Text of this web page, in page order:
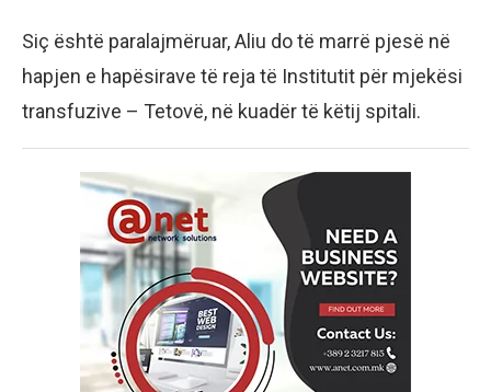
Siç është paralajmëruar, Aliu do të marrë pjesë në
hapjen e hapësirave të reja të Institutit për mjekësi
transfuzive – Tetovë, në kuadër të këtij spitali.